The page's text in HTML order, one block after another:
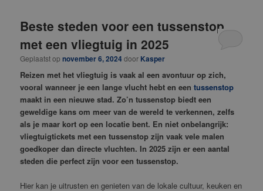
Beste steden voor een tussenstop
met een vliegtuig in 2025
Geplaatst opnovember 6, 2024door Kasper
Reizen met het vliegtuig is vaak al een avontuur op zich,
vooral wanneer je een lange vlucht hebt en eentussenstop
maakt in een nieuwe stad. Zo’n tussenstop biedt een
geweldige kans om meer van de wereld te verkennen, zelfs
als je maar kort op een locatie bent. En niet onbelangrijk:
vliegtuigtickets met een tussenstop zijn vaak vele malen
goedkoper dan directe vluchten. In 2025 zijn er een aantal
steden die perfect zijn voor een tussenstop.
Hier kan je uitrusten en genieten van de lokale cultuur, keuken en